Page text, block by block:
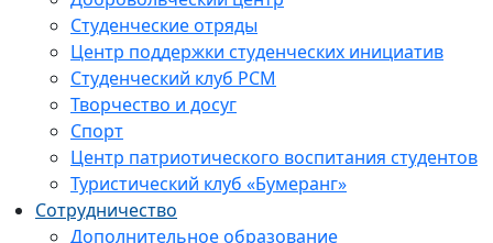
Студенческие отряды
Центр поддержки студенческих инициатив
Студенческий клуб РСМ
Творчество и досуг
Спорт
Центр патриотического воспитания студентов
Туристический клуб «Бумеранг»
Сотрудничество
Дополнительное образование